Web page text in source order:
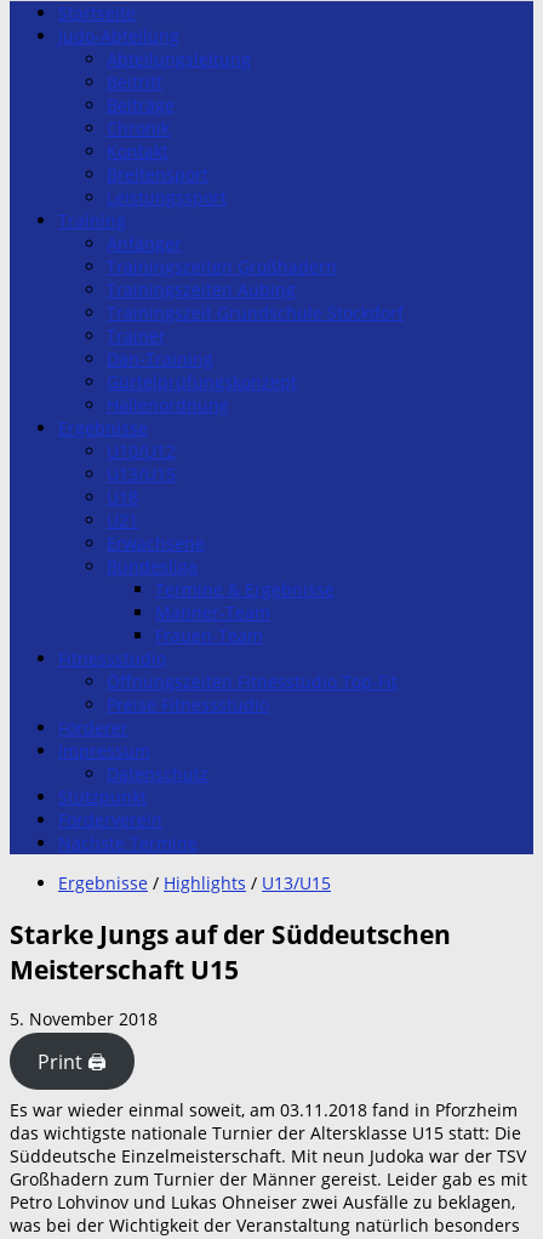
Startseite
Judo-Abteilung
Abteilungsleitung
Beitritt
Beiträge
Chronik
Kontakt
Breitensport
Leistungssport
Training
Anfänger
Trainingszeiten Großhadern
Trainingszeiten Aubing
Trainingszeit Grundschule Stockdorf
Trainer
Dan-Training
Gürtelprüfungskonzept
Hallenordnung
Ergebnisse
U10/U12
U13/U15
U18
U21
Erwachsene
Bundesliga
Termine & Ergebnisse
Männer-Team
Frauen-Team
Fitnessstudio
Öffnungszeiten Fitnesstudio Top-Fit
Preise Fitnessstudio
Förderer
Impressum
Datenschutz
Stützpunkt
Förderverein
Nächste Termine
Ergebnisse / Highlights / U13/U15
Starke Jungs auf der Süddeutschen
Meisterschaft U15
5. November 2018
Print 🖨
Es war wieder einmal soweit, am 03.11.2018 fand in Pforzheim
das wichtigste nationale Turnier der Altersklasse U15 statt: Die
Süddeutsche Einzelmeisterschaft. Mit neun Judoka war der TSV
Großhadern zum Turnier der Männer gereist. Leider gab es mit
Petro Lohvinov und Lukas Ohneiser zwei Ausfälle zu beklagen,
was bei der Wichtigkeit der Veranstaltung natürlich besonders